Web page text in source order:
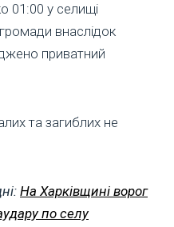
01:00 у селищі
внаслідок
приватний
та загиблих не
На Харківщині ворог
по селу